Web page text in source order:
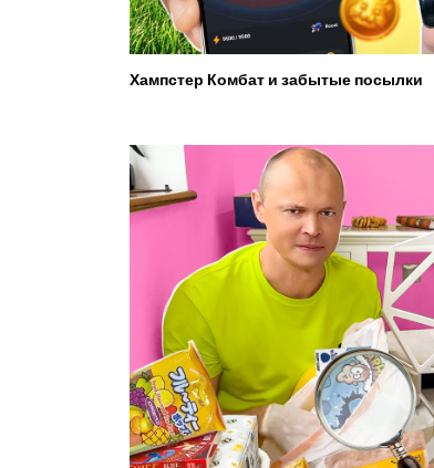
Хампстер Комбат и забытые посылки